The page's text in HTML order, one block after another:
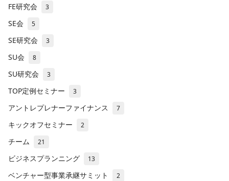
FE研究会 3
SE会 5
SE研究会 3
SU会 8
SU研究会 3
TOP定例セミナー 3
アントレプレナーファイナンス 7
キックオフセミナー 2
チーム 21
ビジネスプランニング 13
ベンチャー型事業承継サミット 2